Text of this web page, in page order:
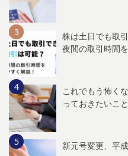
株は土日でも取
夜間の取引時間
これでもう怖く
っておきたいこ
新元号変更、平